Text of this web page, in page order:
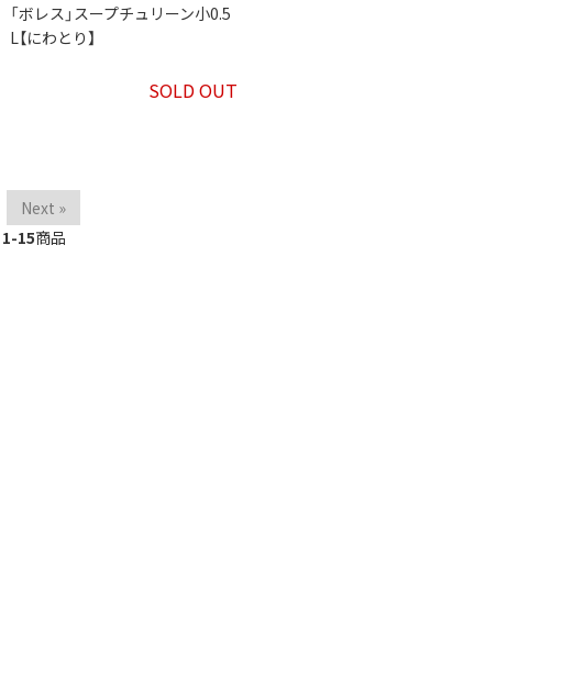
「ボレス」スープチュリーン小0.5
L【にわとり】
SOLD OUT
Next »
1-15商品